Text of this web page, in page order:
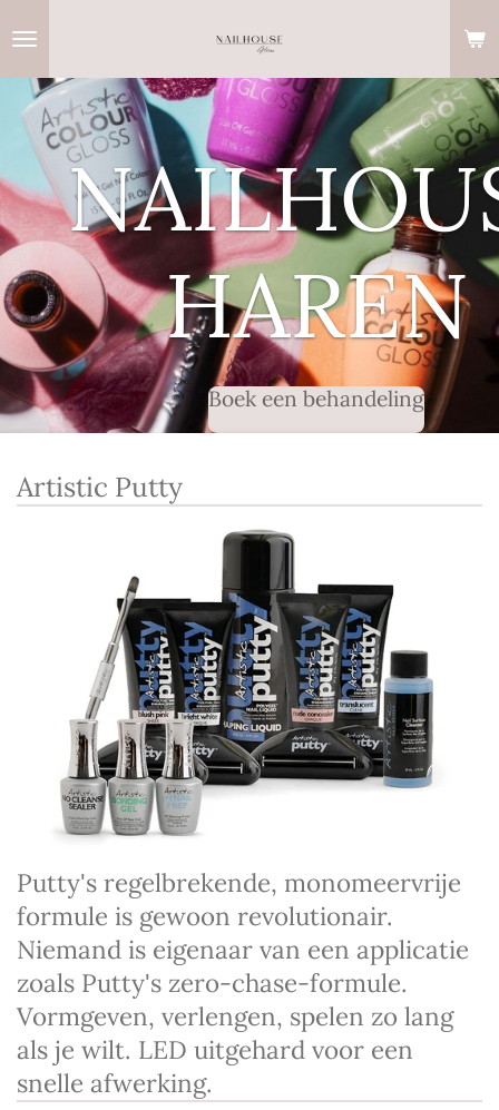
naar
hoofdinhoud
HAREN
Boek een behandeling
Artistic Putty
Putty's regelbrekende, monomeervrije
formule is gewoon revolutionair.
Niemand is eigenaar van een applicatie
zoals Putty's zero-chase-formule.
Vormgeven, verlengen, spelen zo lang
als je wilt. LED uitgehard voor een
snelle afwerking.